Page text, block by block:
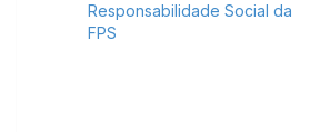
Responsabilidade Social da
FPS